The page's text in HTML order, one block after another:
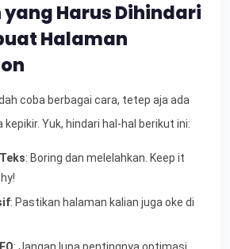
Harus Dihindari
Halaman
coba berbagai cara, tetep aja ada
kepikir. Yuk, hindari hal-hal berikut ini:
: Boring dan melelahkan. Keep it
: Pastikan halaman kalian juga oke di
: Jangan lupa pentingnya optimasi